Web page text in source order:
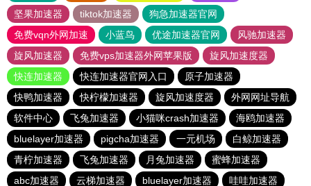
坚果加速器
tiktok加速器
狗急加速器官网
免费vqn外网加速
小蓝鸟 优途加速器官网
风驰加速器
旋风加速器
免费vps加速器外网苹果版
旋风加速度器
快连加速器
快连加速器官网入口
原子加速器
快鸭加速器
快柠檬加速器 旋风加速度器
外网网址导航
软件中心
飞兔加速器 小猫咪crash加速器
海鸥加速器
bluelayer加速器
pigcha加速器 一元机场
白鲸加速器
青柠加速器
飞兔加速器 月兔加速器
蜜蜂加速器
abc加速器
云梯加速器 bluelayer加速器 哇哇加速器